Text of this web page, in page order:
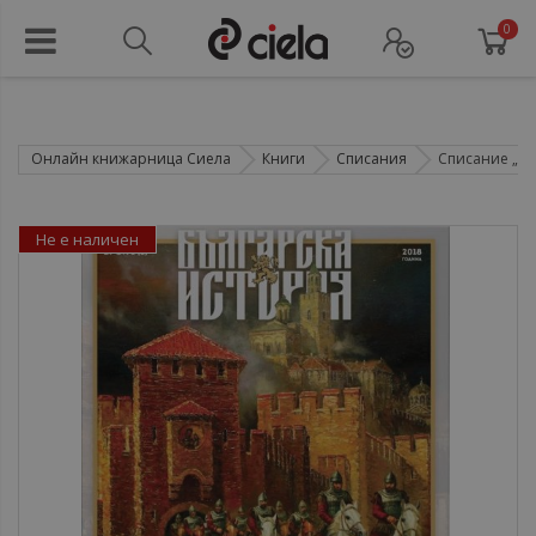
0
Онлайн книжарница Сиела Книги Списания Списание
Не е наличен